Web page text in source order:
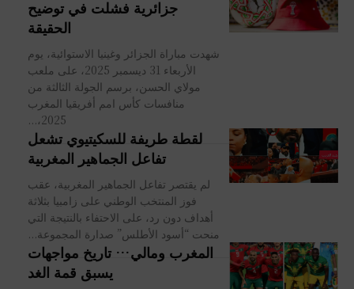
جزائرية فشلت في توضيح
الحقيقة
شهدت مباراة الجزائر وغينيا الاستوائية، يوم
الأربعاء 31 ديسمبر 2025، على ملعب
مولاي الحسن، برسم الجولة الثالثة من
منافسات كأس امم أفريقيا المغرب
2025،...
لقطة طريفة للسكيتيوي تشعل
تفاعل الجماهير المغربية
لم يقتصر تفاعل الجماهير المغربية، عقب
فوز المنتخب الوطني على زامبيا بثلاثة
أهداف دون رد، على الاحتفاء بالنتيجة التي
منحت “أسود الأطلس” صدارة المجموعة...
المغرب ومالي… تاريخ مواجهات
يسبق قمة الغد